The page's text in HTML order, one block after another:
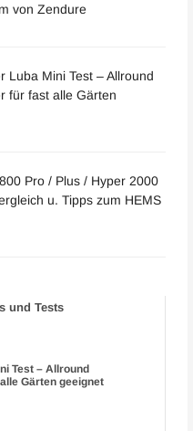
von Zendure
Luba Mini Test – Allround
für fast alle Gärten
Pro / Plus / Hyper 2000
u. Tipps zum HEMS
und Tests
Test – Allround
Gärten geeignet